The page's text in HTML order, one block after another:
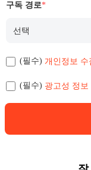
구독 경로*
(필수) 개인정보 수
(필수) 광고성 정보